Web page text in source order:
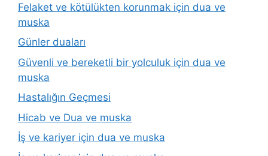
Felaket ve kötülükten korunmak için dua ve
muska
Günler duaları
Güvenli ve bereketli bir yolculuk için dua ve
muska
Hastalığın Geçmesi
Hicab ve Dua ve muska
İş ve kariyer için dua ve muska